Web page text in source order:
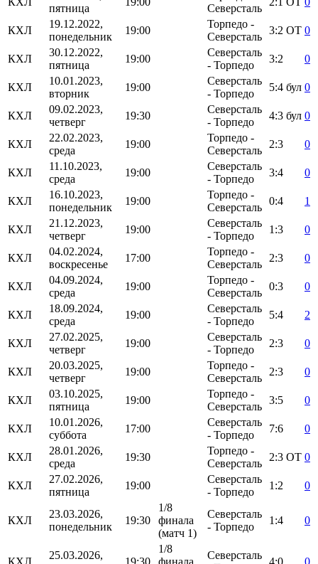
пятница
Северсталь
КХЛ
19.12.2022,
понедельник
19:00
Торпедо -
Северсталь
3:2 ОТ 0
КХЛ
30.12.2022,
пятница
19:00
Северсталь
- Торпедо
3:2 0
КХЛ
10.01.2023,
вторник
19:00
Северсталь
- Торпедо
5:4 бул 0
КХЛ
09.02.2023,
четверг
19:30
Северсталь
- Торпедо
4:3 бул 0
КХЛ
22.02.2023,
среда
19:00
Торпедо -
Северсталь
2:3 0
КХЛ
11.10.2023,
среда
19:00
Северсталь
- Торпедо
3:4 0
КХЛ
16.10.2023,
понедельник
19:00
Торпедо -
Северсталь
0:4 1
КХЛ
21.12.2023,
четверг
19:00
Северсталь
- Торпедо
1:3 0
КХЛ
04.02.2024,
воскресенье
17:00
Торпедо -
Северсталь
2:3 0
КХЛ
04.09.2024,
среда
19:00
Торпедо -
Северсталь
0:3 0
КХЛ
18.09.2024,
среда
19:00
Северсталь
- Торпедо
5:4 2
КХЛ
27.02.2025,
четверг
19:00
Северсталь
- Торпедо
2:3 0
КХЛ
20.03.2025,
четверг
19:00
Торпедо -
Северсталь
2:3 0
КХЛ
03.10.2025,
пятница
19:00
Торпедо -
Северсталь
3:5 0
КХЛ
10.01.2026,
суббота
17:00
Северсталь
- Торпедо
7:6 0
КХЛ
28.01.2026,
среда
19:30
Торпедо -
Северсталь
2:3 ОТ 0
КХЛ
27.02.2026,
пятница
19:00
Северсталь
- Торпедо
1:2 0
КХЛ
23.03.2026,
понедельник
19:30
1/8
финала
(матч 1)
Северсталь
- Торпедо
1:4 0
25.03.2026,
1/8
Северсталь